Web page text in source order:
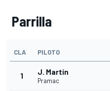
Parrilla
CLA PILOTO
1 J. Martín
Pramac